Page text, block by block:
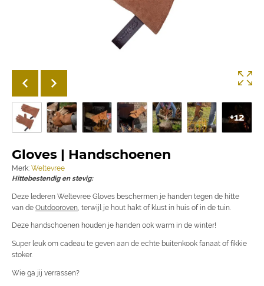
+12
Gloves | Handschoenen
Merk: Weltevree
Hittebestendig en stevig:
Deze lederen Weltevree Gloves beschermen je handen tegen de hitte
van de Outdooroven, terwijl je hout hakt of klust in huis of in de tuin.
Deze handschoenen houden je handen ook warm in de winter!
Super leuk om cadeau te geven aan de echte buitenkook fanaat of fikkie
stoker.
Wie ga jij verrassen?